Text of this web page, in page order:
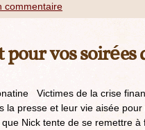
commentaire
vos soirées
Victimes de la crise
la presse et leur vie aisée
Nick tente de se remettre à